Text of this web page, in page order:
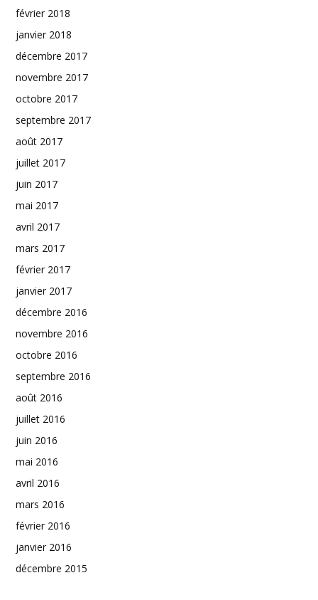
février 2018
janvier 2018
décembre 2017
novembre 2017
octobre 2017
septembre 2017
août 2017
juillet 2017
juin 2017
mai 2017
avril 2017
mars 2017
février 2017
janvier 2017
décembre 2016
novembre 2016
octobre 2016
septembre 2016
août 2016
juillet 2016
juin 2016
mai 2016
avril 2016
mars 2016
février 2016
janvier 2016
décembre 2015